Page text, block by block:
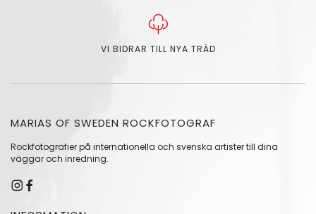
VI BIDRAR TILL NYA TRÄD
MARIAS OF SWEDEN ROCKFOTOGRAF
Rockfotografier på internationella och svenska artister till dina
väggar och inredning.